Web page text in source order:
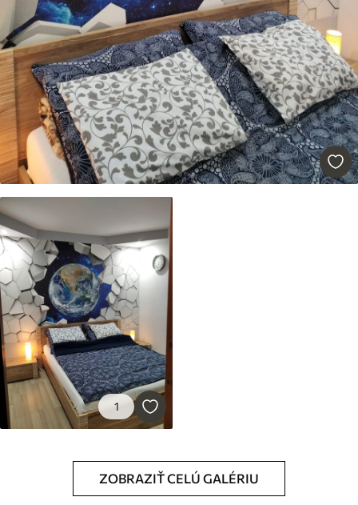
56.6734.00 €/m²
Prémiový vinyl
65.0039.00€/m²
Peel and Stick
.6749.00€/m²
1
ZOBRAZIŤ CELÚ GALÉRIU